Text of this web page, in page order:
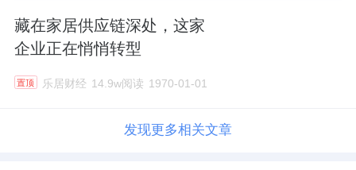
藏在家居供应链深处，这家
企业正在悄悄转型
置顶 乐居财经 14.9w阅读 1970-01-01
发现更多相关文章